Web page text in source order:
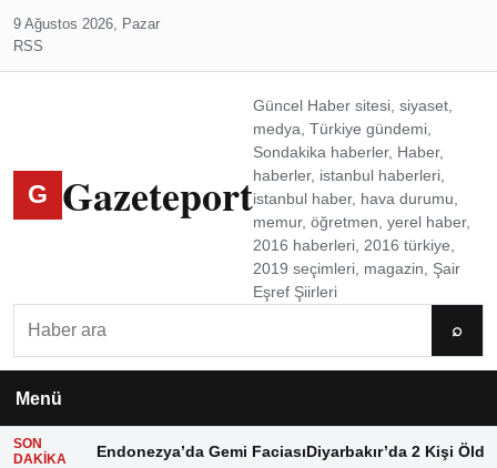
9 Ağustos 2026, Pazar
RSS
G Gazeteport
Güncel Haber sitesi, siyaset,
medya, Türkiye gündemi,
Sondakika haberler, Haber,
haberler, istanbul haberleri,
istanbul haber, hava durumu,
memur, öğretmen, yerel haber,
2016 haberleri, 2016 türkiye,
2019 seçimleri, magazin, Şair
Eşref Şiirleri
⌕
Menü
SON
DAKIKA
Endonezya’da Gemi FaciasıDiyarbakır’da 2 Kişi Öldü